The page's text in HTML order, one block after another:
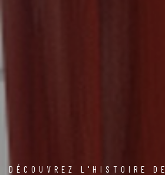
DÉCOUVREZ L'HISTOIRE DE